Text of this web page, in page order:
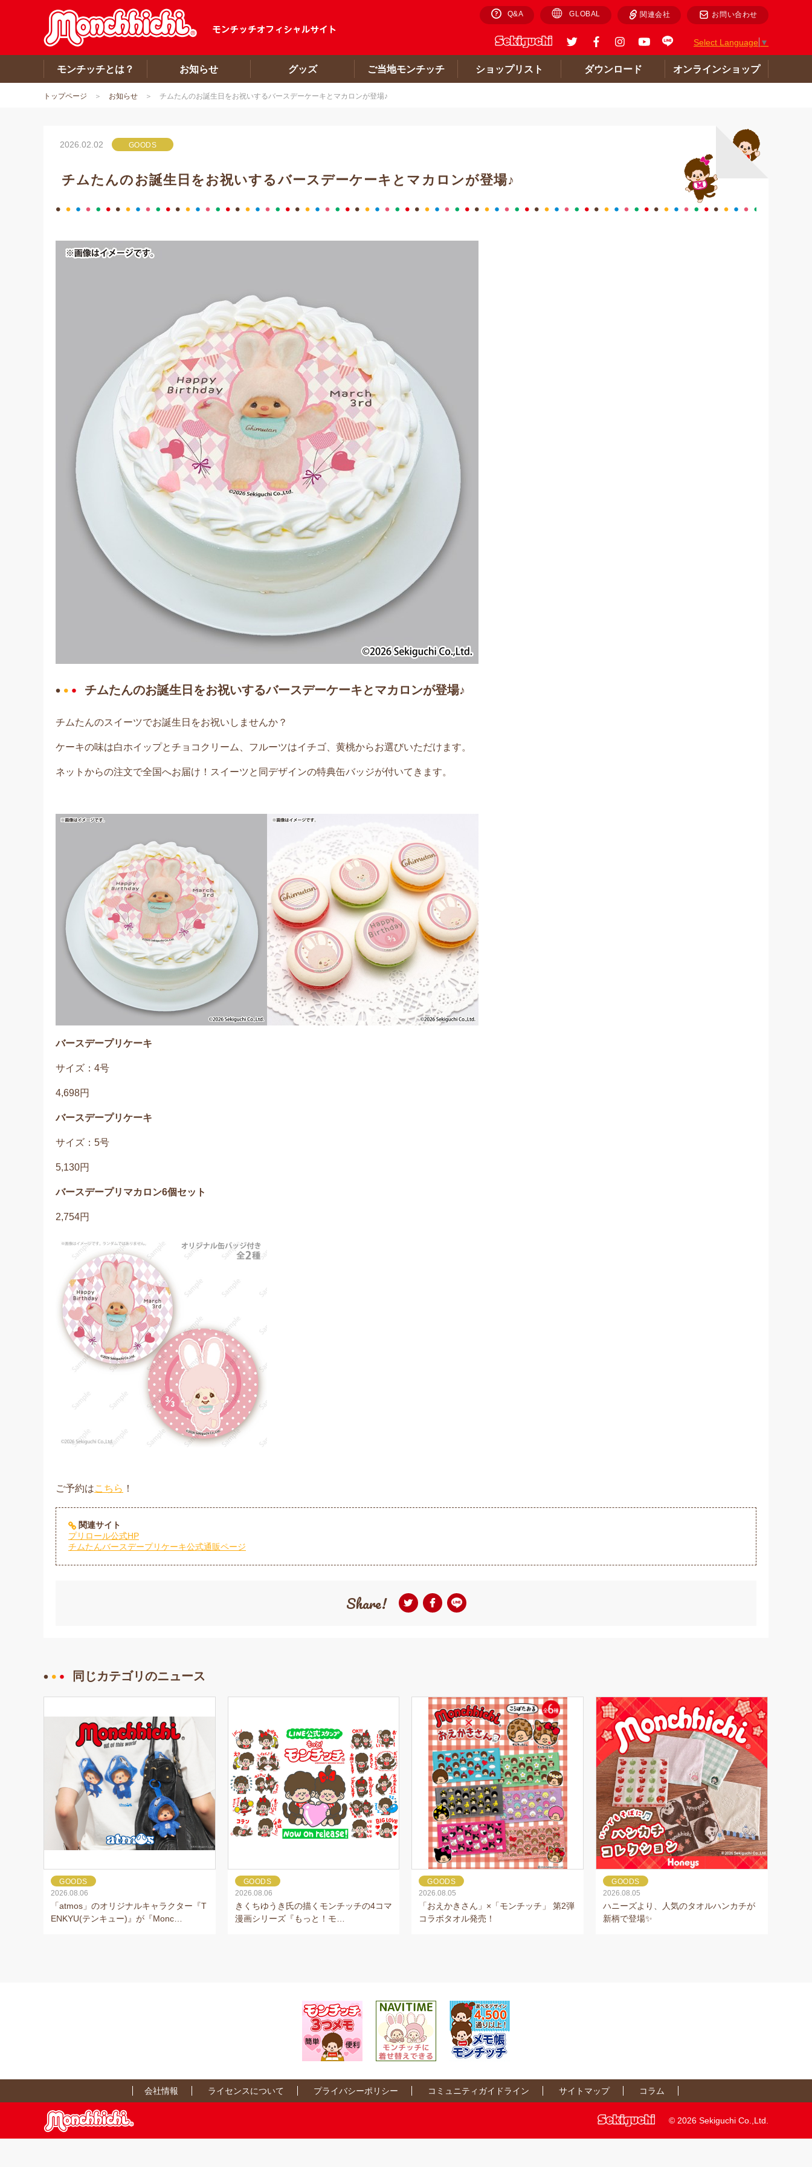
Q&A GLOBAL 関連会社 お問い合わせ
Select Language ▼
モンチッチとは？ お知らせ グッズ ご当地モンチッチ ショップリスト ダウンロード オンラインショップ
トップページ お知らせ チムたんのお誕生日をお祝いするバースデーケーキとマカロンが登場♪
2026.02.02 GOODS
チムたんのお誕生日をお祝いするバースデーケーキとマカロンが登場♪
チムたんのお誕生日をお祝いするバースデーケーキとマカロンが登場♪
チムたんのスイーツでお誕生日をお祝いしませんか？
ケーキの味は白ホイップとチョコクリーム、フルーツはイチゴ、黄桃からお選びいただけます。
ネットからの注文で全国へお届け！スイーツと同デザインの特典缶バッジが付いてきます。
バースデープリケーキ
サイズ：4号
4,698円
バースデープリケーキ
サイズ：5号
5,130円
バースデープリマカロン6個セット
2,754円
ご予約はこちら ！
関連サイト
プリロール公式HP
チムたんバースデープリケーキ公式通販ページ
Share!
同じカテゴリのニュース
GOODS
2026.08.06
「atmos」のオリジナルキャラクター『T
ENKYU(テンキュー)』が『Monc…
GOODS
2026.08.06
きくちゆうき氏の描くモンチッチの4コマ
漫画シリーズ『もっと！モ…
GOODS
2026.08.05
「おえかきさん」×「モンチッチ」 第2弾
コラボタオル発売！
GOODS
2026.08.05
ハニーズより、人気のタオルハンカチが
新柄で登場✨
会社情報 ライセンスについて プライバシーポリシー コミュニティガイドライン サイトマップ コラム
© 2026 Sekiguchi Co.,Ltd.